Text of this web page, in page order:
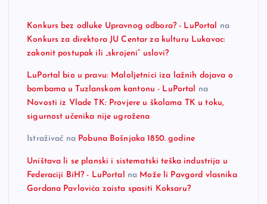
Konkurs bez odluke Upravnog odbora? - LuPortal na
Konkurs za direktora JU Centar za kulturu Lukavac:
zakonit postupak ili „skrojeni“ uslovi?
LuPortal bio u pravu: Maloljetnici iza lažnih dojava o
bombama u Tuzlanskom kantonu - LuPortal na
Novosti iz Vlade TK: Provjere u školama TK u toku,
sigurnost učenika nije ugrožena
Istraživač na Pobuna Bošnjaka 1850. godine
Uništava li se planski i sistematski teška industrija u
Federaciji BiH? - LuPortal
na Može li Pavgord vlasnika
Gordana Pavlovića zaista spasiti Koksaru?